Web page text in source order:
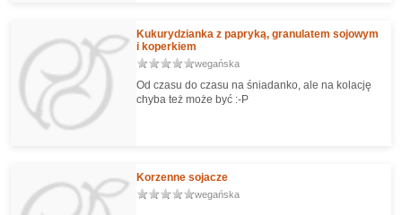
Kukurydzianka z papryką, granulatem sojowym
i koperkiem
wegańska
Od czasu do czasu na śniadanko, ale na kolację
chyba też może być :-P
Korzenne sojacze
wegańska